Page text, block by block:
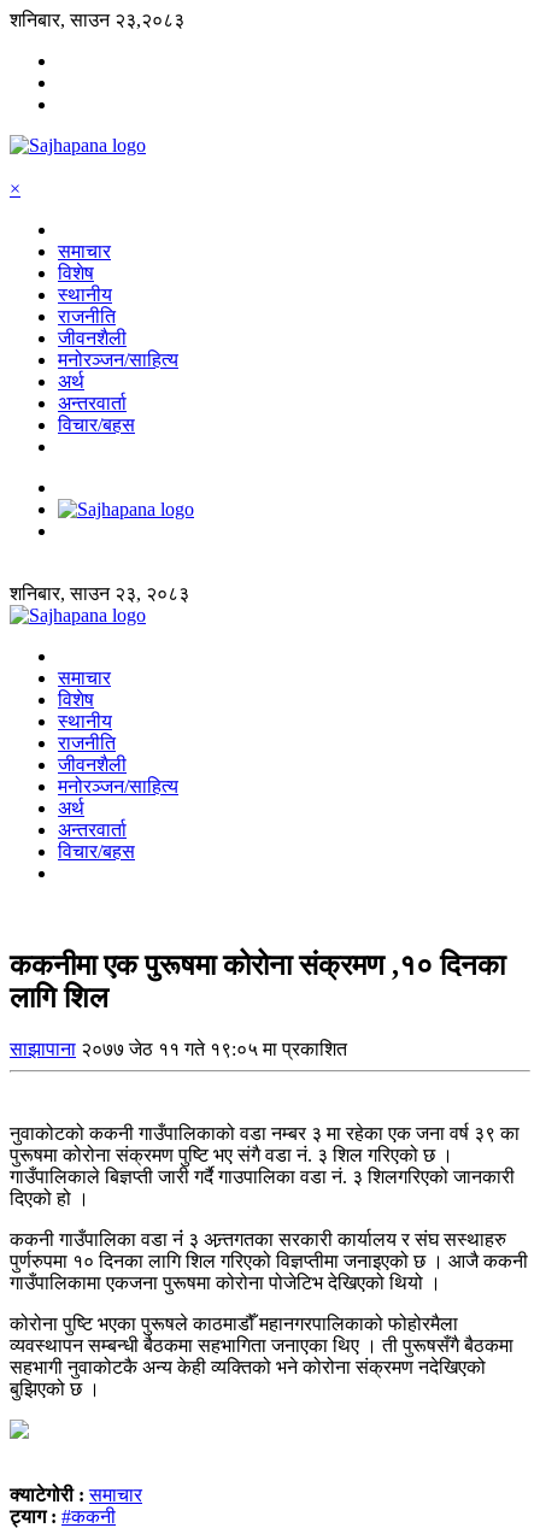
शनिबार, साउन २३,२०८३
×
समाचार
विशेष
स्थानीय
राजनीति
जीवनशैली
मनोरञ्जन/साहित्य
अर्थ
अन्तरवार्ता
विचार/बहस
शनिबार, साउन २३, २०८३
समाचार
विशेष
स्थानीय
राजनीति
जीवनशैली
मनोरञ्जन/साहित्य
अर्थ
अन्तरवार्ता
विचार/बहस
ककनीमा एक पुरूषमा कोरोना संक्रमण ,१० दिनका
लागि शिल
साझापाना २०७७ जेठ ११ गते १९:०५ मा प्रकाशित
नुवाकोटको ककनी गाउँपालिकाको वडा नम्बर ३ मा रहेका एक जना वर्ष ३९ का
पुरूषमा कोरोना संक्रमण पुष्टि भए संगै वडा नं. ३ शिल गरिएको छ ।
गाउँपालिकाले बिज्ञप्ती जारी गर्दै गाउपालिका वडा नं. ३ शिलगरिएको जानकारी
दिएको हो ।
ककनी गाउँपालिका वडा नंं ३ अन्र्तगतका सरकारी कार्यालय र संघ सस्थाहरु
पुर्णरुपमा १० दिनका लागि शिल गरिएको विज्ञप्तीमा जनाइएको छ । आजै ककनी
गाउँपालिकामा एकजना पुरूषमा कोरोना पोजेटिभ देखिएको थियो ।
कोरोना पुष्टि भएका पुरूषले काठमाडौँ महानगरपालिकाको फोहोरमैला
व्यवस्थापन सम्बन्धी बैठकमा सहभागिता जनाएका थिए । ती पुरूषसँगै बैठकमा
सहभागी नुवाकोटकै अन्य केही व्यक्तिको भने कोरोना संक्रमण नदेखिएको
बुझिएको छ ।
क्याटेगोरी :समाचार
ट्याग : #ककनी